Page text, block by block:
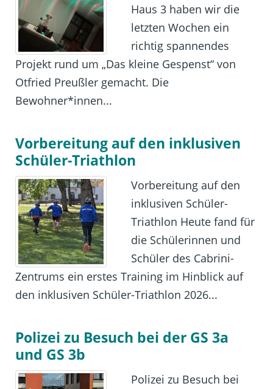
Haus 3 haben wir die
letzten Wochen ein
richtig spannendes
Projekt rund um „Das kleine Gespenst“ von
Otfried Preußler gemacht. Die
Bewohner*innen...
Vorbereitung auf den inklusiven
Schüler-Triathlon
Vorbereitung auf den
inklusiven Schüler-
Triathlon Heute fand für
die Schülerinnen und
Schüler des Cabrini-
Zentrums ein erstes Training im Hinblick auf
den inklusiven Schüler-Triathlon 2026...
Polizei zu Besuch bei der GS 3a
und GS 3b
Polizei zu Besuch bei